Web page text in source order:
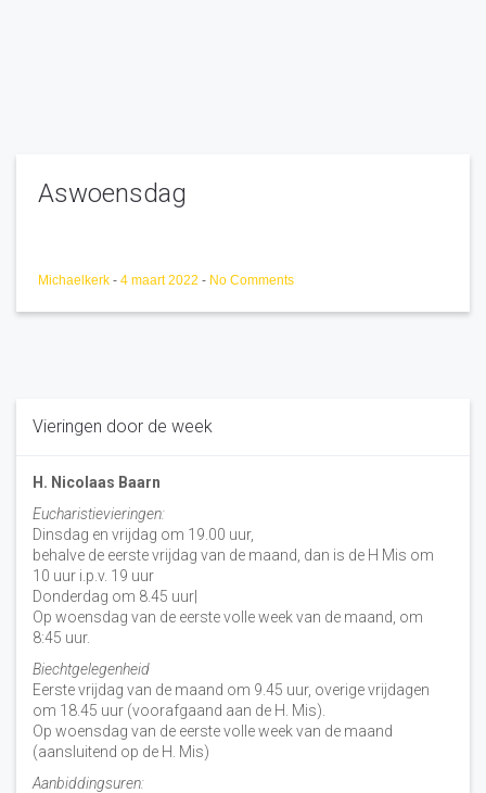
Aswoensdag
Michaelkerk - 4 maart 2022 - No Comments
Vieringen door de week
H. Nicolaas Baarn
Eucharistievieringen:
Dinsdag en vrijdag om 19.00 uur,
behalve de eerste vrijdag van de maand, dan is de H Mis om
10 uur i.p.v. 19 uur
Donderdag om 8.45 uur|
Op woensdag van de eerste volle week van de maand, om
8:45 uur.
Biechtgelegenheid
Eerste vrijdag van de maand om 9.45 uur, overige vrijdagen
om 18.45 uur (voorafgaand aan de H. Mis).
Op woensdag van de eerste volle week van de maand
(aansluitend op de H. Mis)
Aanbiddingsuren: